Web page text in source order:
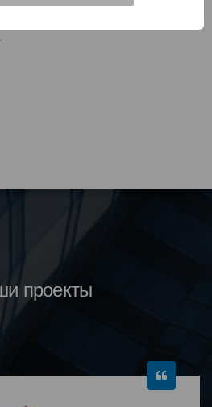
проекты